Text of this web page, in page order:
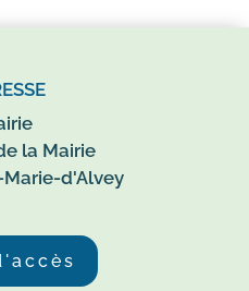
la Mairie
Marie-d'Alvey